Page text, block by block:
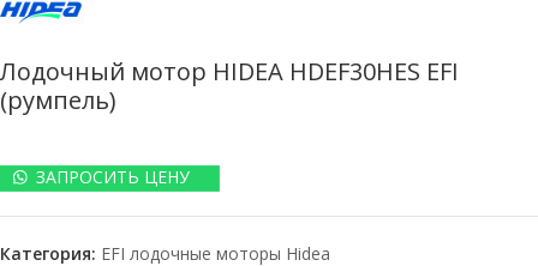
Лодочный мотор HIDEA HDEF30HES EFI
(румпель)
ЗАПРОСИТЬ ЦЕНУ
Категория: EFI лодочные моторы Hidea